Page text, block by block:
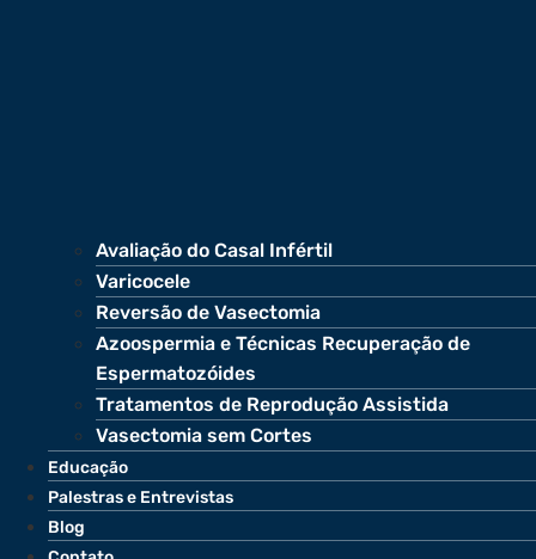
Avaliação do Casal Infértil
Varicocele
Reversão de Vasectomia
Azoospermia e Técnicas Recuperação de
Espermatozóides
Tratamentos de Reprodução Assistida
Vasectomia sem Cortes
Educação
Palestras e Entrevistas
Blog